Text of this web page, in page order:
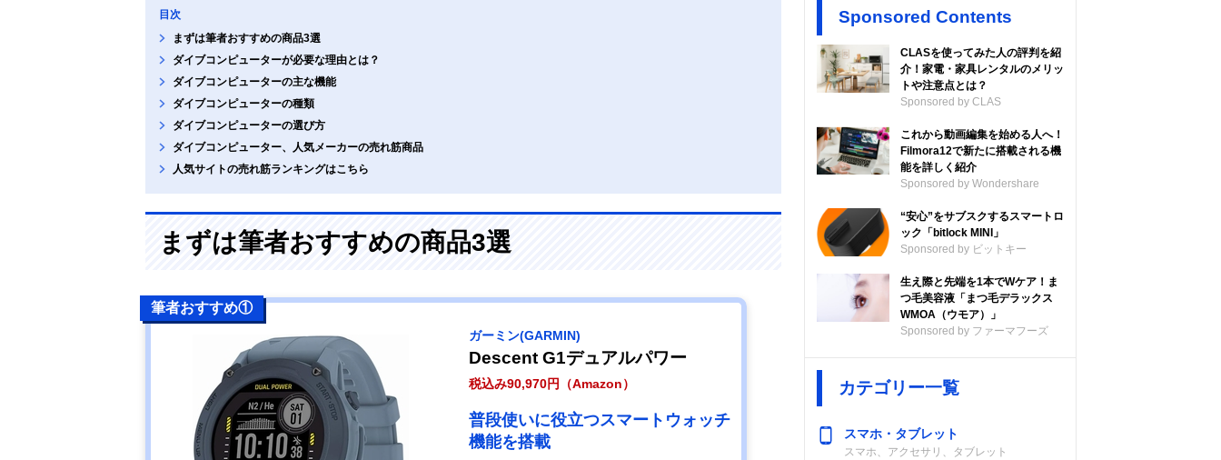
目次
まずは筆者おすすめの商品3選
ダイブコンピューターが必要な理由とは？
ダイブコンピューターの主な機能
ダイブコンピューターの種類
ダイブコンピューターの選び方
ダイブコンピューター、人気メーカーの売れ筋商品
人気サイトの売れ筋ランキングはこちら
まずは筆者おすすめの商品3選
筆者おすすめ①
ガーミン(GARMIN)
Descent G1デュアルパワー
税込み90,970円（Amazon）
普段使いに役立つスマートウォッチ
機能を搭載
Sponsored Contents
CLASを使ってみた人の評判を紹
介！家電・家具レンタルのメリッ
トや注意点とは？
Sponsored by CLAS
これから動画編集を始める人へ！
Filmora12で新たに搭載される機
能を詳しく紹介
Sponsored by Wondershare
“安心”をサブスクするスマートロ
ック「bitlock MINI」
Sponsored by ビットキー
生え際と先端を1本でWケア！ま
つ毛美容液「まつ毛デラックス
WMOA（ウモア）」
Sponsored by ファーマフーズ
カテゴリー一覧
スマホ・タブレット
スマホ、アクセサリ、タブレット